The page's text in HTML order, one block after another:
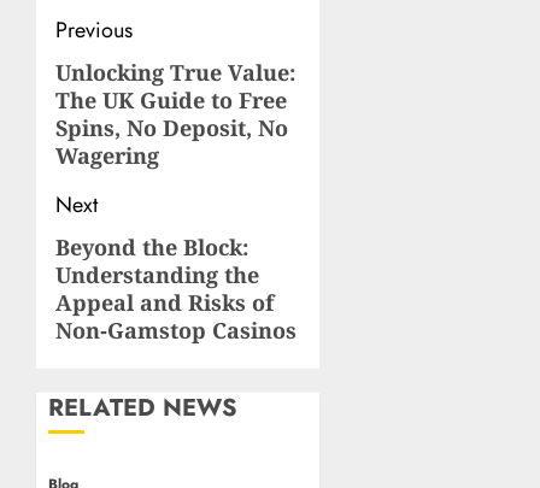
Post
navigation
Previous
Previous
post:
Unlocking True Value:
The UK Guide to Free
Spins, No Deposit, No
Wagering
Next
Next
post:
Beyond the Block:
Understanding the
Appeal and Risks of
Non‑Gamstop Casinos
RELATED NEWS